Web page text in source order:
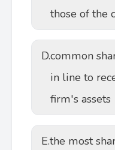
those of the
D.common
in line to
firm's assets
E.the most